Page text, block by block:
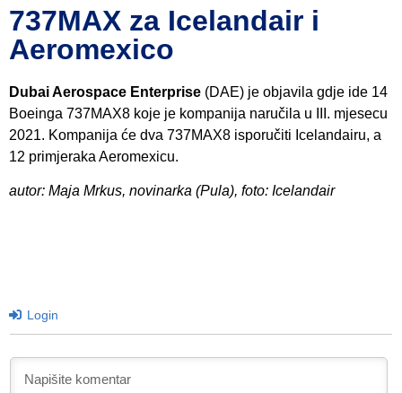
737MAX za Icelandair i
Aeromexico
Dubai Aerospace Enterprise (DAE) je objavila gdje ide 14
Boeinga 737MAX8 koje je kompanija naručila u III. mjesecu
2021. Kompanija će dva 737MAX8 isporučiti Icelandairu, a
12 primjeraka Aeromexicu.
autor: Maja Mrkus, novinarka (Pula), foto: Icelandair
Login